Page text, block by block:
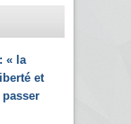
« la
et